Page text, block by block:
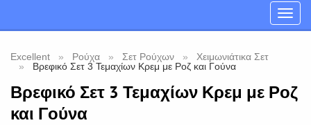
Toggle
Excellent Ρούχα Σετ Ρούχων
Χειμωνιάτικα Σετ
Βρεφικό Σετ 3 Τεμαχίων Κρεμ με Ροζ και Γούνα
Βρεφικό Σετ 3 Τεμαχίων Κρεμ με Ροζ
και Γούνα